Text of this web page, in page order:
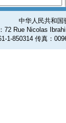
中华人民共和国
72 Rue Nicolas
1-850314 传真：